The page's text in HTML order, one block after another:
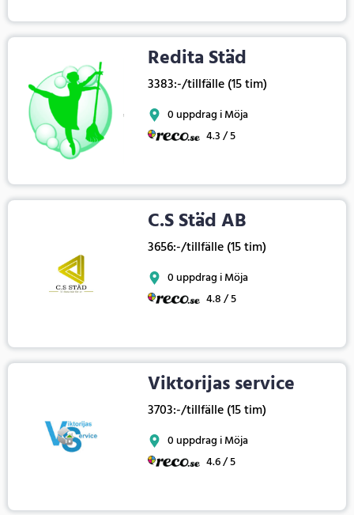
Redita Städ
3383:-/tillfälle (15 tim)
0 uppdrag i Möja
4.3 / 5
C.S Städ AB
3656:-/tillfälle (15 tim)
0 uppdrag i Möja
4.8 / 5
Viktorijas service
3703:-/tillfälle (15 tim)
0 uppdrag i Möja
4.6 / 5